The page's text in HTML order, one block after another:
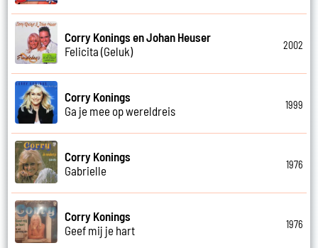
Corry Konings en Johan Heuser
Felicita (Geluk)
2002
Corry Konings
Ga je mee op wereldreis
1999
Corry Konings
Gabrielle
1976
Corry Konings
Geef mij je hart
1976